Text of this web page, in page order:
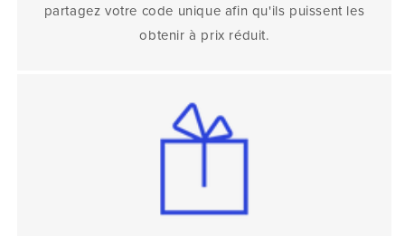
partagez votre code unique afin qu'ils puissent les
obtenir à prix réduit.